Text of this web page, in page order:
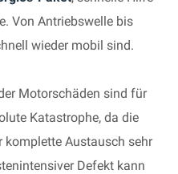
Von Antriebswelle bis
wieder mobil sind.
Motorschäden sind für
Katastrophe, da die
komplette Austausch sehr
Defekt kann